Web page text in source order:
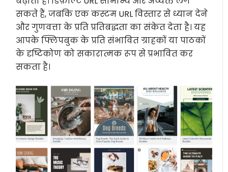
सकते हैं, जबकि एक कस्टम URL विस्तार से ध्यान देने
और गुणवत्ता के प्रति प्रतिबद्धता का संकेत देता है। यह
आपके फ्लिपबुक के प्रति संभावित ग्राहकों या पाठकों
के दृष्टिकोण को सकारात्मक रूप से प्रभावित कर
सकता है।